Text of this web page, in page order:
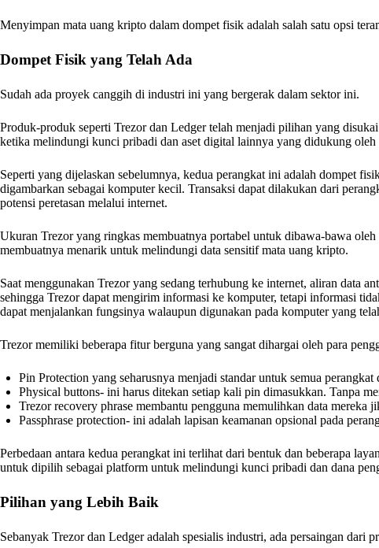
Menyimpan mata uang kripto dalam dompet fisik adalah salah satu opsi
Dompet Fisik yang Telah Ada
Sudah ada proyek canggih di industri ini yang bergerak dalam sektor ini.
Produk-produk seperti Trezor dan Ledger telah menjadi pilihan yang
ketika melindungi kunci pribadi dan aset digital lainnya yang didukung
Seperti yang dijelaskan sebelumnya, kedua perangkat ini adalah dompet
digambarkan sebagai komputer kecil. Transaksi dapat dilakukan dari
potensi peretasan melalui internet.
Ukuran Trezor yang ringkas membuatnya portabel untuk dibawa-bawa
membuatnya menarik untuk melindungi data sensitif mata uang kripto.
Saat menggunakan Trezor yang sedang terhubung ke internet, aliran data
sehingga Trezor dapat mengirim informasi ke komputer, tetapi informasi
dapat menjalankan fungsinya walaupun digunakan pada komputer yang
Trezor memiliki beberapa fitur berguna yang sangat dihargai oleh para
Pin Protection yang seharusnya menjadi standar untuk semua perangkat
Physical buttons- ini harus ditekan setiap kali pin dimasukkan. Tanpa
Trezor recovery phrase membantu pengguna memulihkan data
Passphrase protection- ini adalah lapisan keamanan opsional pada
Perbedaan antara kedua perangkat ini terlihat dari bentuk dan beberapa
untuk dipilih sebagai platform untuk melindungi kunci pribadi dan dana
Pilihan yang Lebih Baik
Sebanyak Trezor dan Ledger adalah spesialis industri, ada persaingan dari